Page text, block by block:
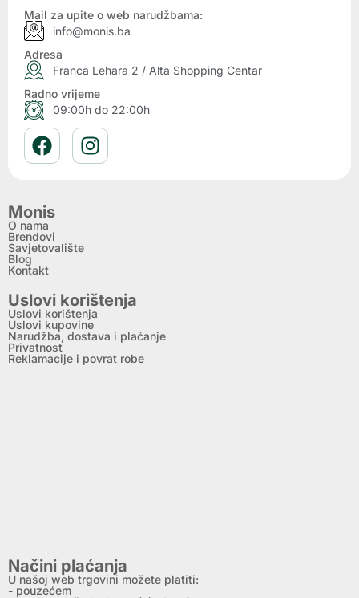
Mail za upite o web narudžbama:
info@monis.ba
Adresa
Franca Lehara 2 / Alta Shopping Centar
Radno vrijeme
09:00h do 22:00h
Monis
O nama
Brendovi
Savjetovalište
Blog
Kontakt
Uslovi korištenja
Uslovi korištenja
Uslovi kupovine
Narudžba, dostava i plaćanje
Privatnost
Reklamacije i povrat robe
Načini plaćanja
U našoj web trgovini možete platiti:
- pouzećem